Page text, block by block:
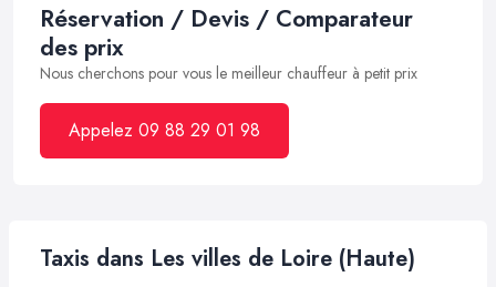
Réservation / Devis / Comparateur
des prix
Nous cherchons pour vous le meilleur chauffeur à petit prix
Appelez 09 88 29 01 98
Taxis dans Les villes de Loire (Haute)